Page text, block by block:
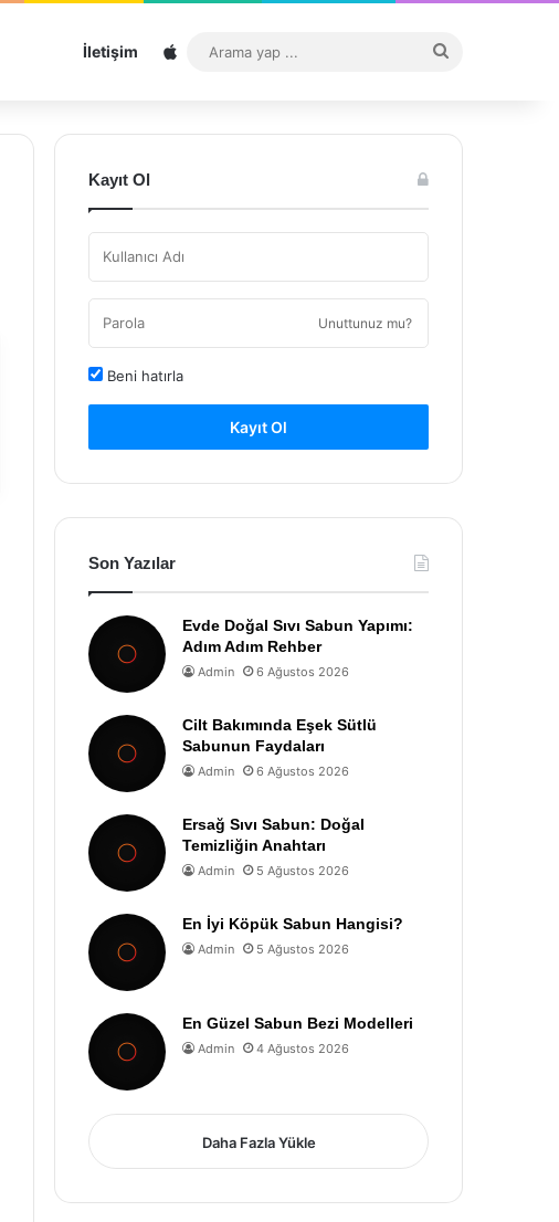
İletişim Sitemap
...
Kayıt Ol
Unuttunuz mu?
Beni hatırla
Kayıt Ol
Son Yazılar
Evde Doğal Sıvı Sabun Yapımı:
Adım Adım Rehber
Admin 6 Ağustos 2026
Cilt Bakımında Eşek Sütlü
Sabunun Faydaları
Admin 6 Ağustos 2026
Ersağ Sıvı Sabun: Doğal
Temizliğin Anahtarı
Admin 5 Ağustos 2026
En İyi Köpük Sabun Hangisi?
Admin 5 Ağustos 2026
En Güzel Sabun Bezi Modelleri
Admin 4 Ağustos 2026
Daha Fazla Yükle